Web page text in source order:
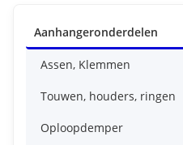
Aanhangeronderdelen
Assen, Klemmen
Touwen, houders, ringen
Oploopdemper